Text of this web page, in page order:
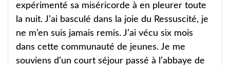
expérimenté sa miséricorde à en pleurer toute
la nuit. J’ai basculé dans la joie du Ressuscité, je
ne m’en suis jamais remis. J’ai vécu six mois
dans cette communauté de jeunes. Je me
souviens d’un court séjour passé à l’abbaye de